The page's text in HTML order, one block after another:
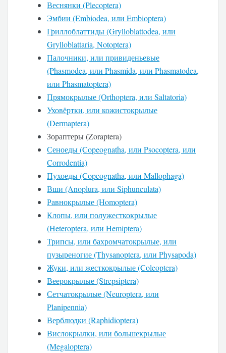
Веснянки (Plecoptera)
Эмбии (Embiodea, или Embioptera)
Гриллоблаттиды (Grylloblattodea, или
Grylloblattaria, Notoptera)
Палочники, или привиденьевые
(Phasmodea, или Phasmida, или Phasmatodea,
или Phasmatoptera)
Прямокрылые (Orthoptera, или Saltatoria)
Уховёртки, или кожистокрылые
(Dermaptera)
Зораптеры (Zoraptera)
Сеноеды (Copeognatha, или Psocoptera, или
Corrodentia)
Пухоеды (Copeognatha, или Mallophaga)
Вши (Anoplura, или Siphunculata)
Равнокрылые (Homoptera)
Клопы, или полужесткокрылые
(Heteroptera, или Hemiptera)
Трипсы, или бахромчатокрылые, или
пузыреногие (Thysanoptera, или Physapoda)
Жуки, или жесткокрылые (Coleoptera)
Веерокрылые (Strepsiptera)
Сетчатокрылые (Neuroptera, или
Planipennia)
Верблюдки (Raphidioptera)
Вислокрылки, или большекрылые
(Megaloptera)